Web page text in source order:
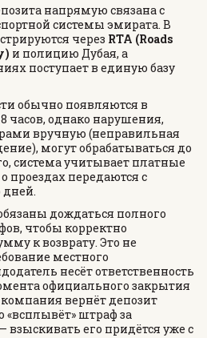
напрямую связана с
системы эмирата. В
через RTA (Roads
и полицию Дубая, а
поступает в единую базу
обычно появляются в
часов, однако нарушения,
вручную (неправильная
могут обрабатываться до
система учитывает платные
проездах передаются с
дней.
дождаться полного
чтобы корректно
к возврату. Это не
местного
несёт ответственность
официального закрытия
вернёт депозит
«всплывёт» штраф за
его придётся уже с